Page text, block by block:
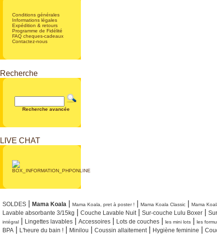
Conditions générales
Informations légales
Expédition & retours
Programme de Fidélité
FAQ cheques-cadeaux
Contactez-nous
Recherche
Recherche avancée
LIVE CHAT
SOLDES Mama Koala Mama Koala, pret à poster ! Mama Koala Classic Mama
Lavable absorbante 3/15kg Couche Lavable Nuit| Sur-couche Lulu Boxer
intégral Lingettes lavables Accessoires Lots de couches les mini lots les
BPA L'heure du bain ! Minilou Coussin allaitement| Hygiène feminine